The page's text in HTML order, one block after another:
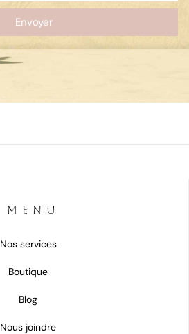
Envoyer
MENU
Nos services
Boutique
Blog
Nous joindre